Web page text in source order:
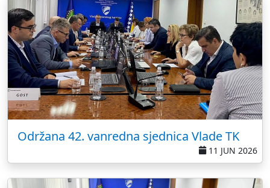
Održana 42. vanredna sjednica Vlade TK
11 JUN 2026